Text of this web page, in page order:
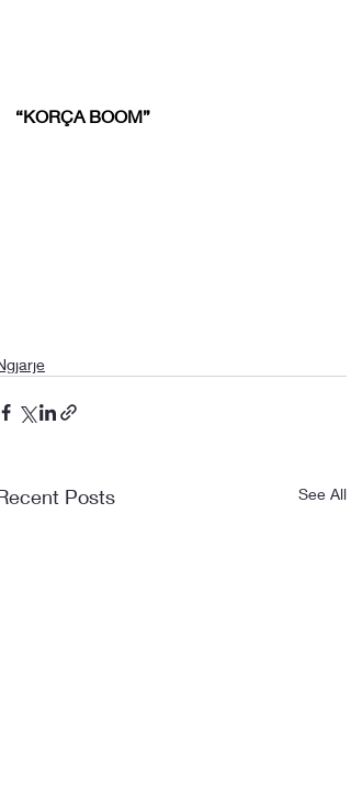
“KORÇA BOOM”
Posts See All